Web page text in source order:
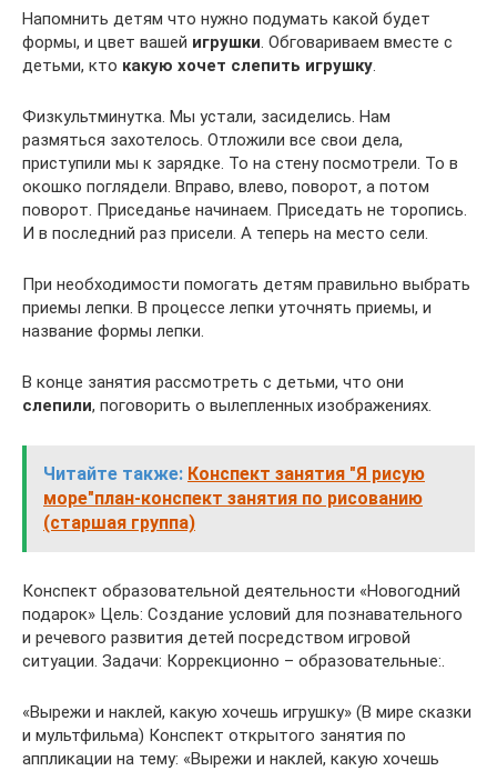
Напомнить детям что нужно подумать какой будет
формы, и цвет вашей игрушки. Обговариваем вместе с
детьми, кто какую хочет слепить игрушку.
Физкультминутка. Мы устали, засиделись. Нам
размяться захотелось. Отложили все свои дела,
приступили мы к зарядке. То на стену посмотрели. То в
окошко поглядели. Вправо, влево, поворот, а потом
поворот. Приседанье начинаем. Приседать не торопись.
И в последний раз присели. А теперь на место сели.
При необходимости помогать детям правильно выбрать
приемы лепки. В процессе лепки уточнять приемы, и
название формы лепки.
В конце занятия рассмотреть с детьми, что они
слепили, поговорить о вылепленных изображениях.
Читайте также: Конспект занятия "Я рисую
море"план-конспект занятия по рисованию
(старшая группа)
Конспект образовательной деятельности «Новогодний
подарок» Цель: Создание условий для познавательного
и речевого развития детей посредством игровой
ситуации. Задачи: Коррекционно – образовательные:.
«Вырежи и наклей, какую хочешь игрушку» (В мире сказки
и мультфильма) Конспект открытого занятия по
аппликации на тему: «Вырежи и наклей, какую хочешь